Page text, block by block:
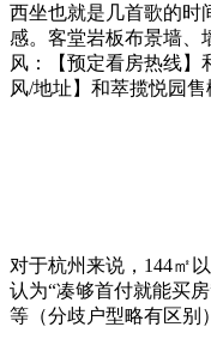
西坐也就是几首歌的时
感。客堂岩板布景墙、
风：【预定看房热线】
风/地址】和萃揽悦园售
对于杭州来说，144㎡
认为“凑够首付就能买
等（分歧户型略有区别